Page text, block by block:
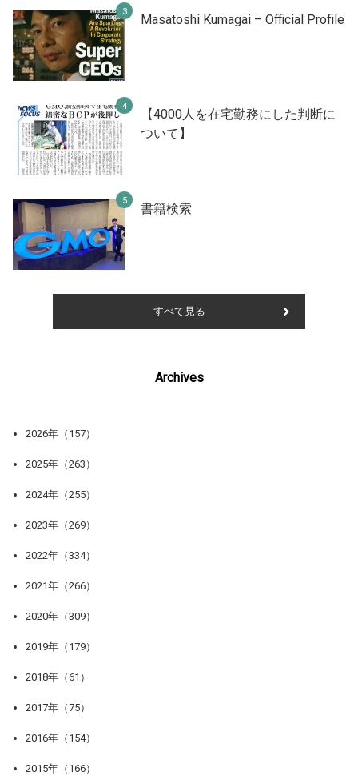
Masatoshi Kumagai – Official Profile
【4000人を在宅勤務にした判断に
ついて】
書籍検索
すべて見る
Archives
2026年（157）
2025年（263）
2024年（255）
2023年（269）
2022年（334）
2021年（266）
2020年（309）
2019年（179）
2018年（61）
2017年（75）
2016年（154）
2015年（166）